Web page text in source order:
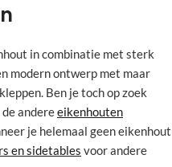
in combinatie met sterk
modern ontwerp met maar
Ben je toch op zoek
andereeikenhouten
je helemaal geen eikenhout
en sidetables voor andere